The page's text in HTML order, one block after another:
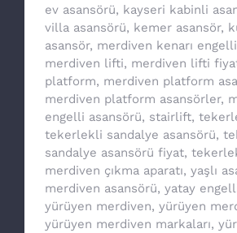
ev asansörü, kayseri kabinli
villa asansörü, kemer asansör,
asansör, merdiven kenarı
merdiven lifti, merdiven lifti
platform, merdiven platform
merdiven platform asansörler,
engelli asansörü, stairlift,
tekerlekli sandalye asansörü,
sandalye asansörü fiyat,
merdiven çıkma aparatı, yaşlı
merdiven asansörü, yatay
yürüyen merdiven, yürüyen
yürüyen merdiven markaları,